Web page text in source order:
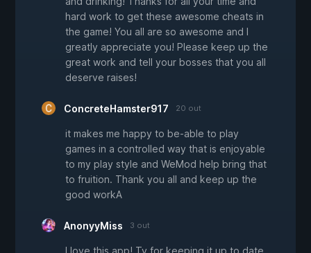
hard work to get these awesome cheats in
the game! You all are so awesome and I
greatly appreciate you! Please keep up the
great work and tell your bosses that you all
deserve raises!
ConcreteHamster917 20 out
it makes me happy to be-able to play
games in a controlled way that is enjoyable
to my play style and WeMod help bring that
to fruition. Thank you all and keep up the
good workA
AnonyyMiss 3 out